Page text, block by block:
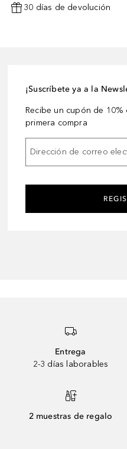
30 días de devolución
¡Suscríbete ya a la
Recibe un cupón de
primera compra
Dirección de correo
Entrega
2-3 días laborables
2 muestras de regalo